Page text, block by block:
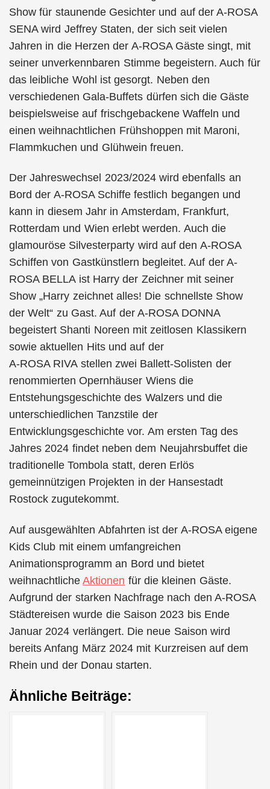
Show für staunende Gesichter und auf der A-ROSA
SENA wird Jeffrey Staten, der sich seit vielen
Jahren in die Herzen der A-ROSA Gäste singt, mit
seiner unverkennbaren Stimme begeistern. Auch für
das leibliche Wohl ist gesorgt. Neben den
verschiedenen Gala-Buffets dürfen sich die Gäste
beispielsweise auf frischgebackene Waffeln und
einen weihnachtlichen Frühshoppen mit Maroni,
Flammkuchen und Glühwein freuen.
Der Jahreswechsel 2023/2024 wird ebenfalls an
Bord der A-ROSA Schiffe festlich begangen und
kann in diesem Jahr in Amsterdam, Frankfurt,
Rotterdam und Wien erlebt werden. Auch die
glamouröse Silvesterparty wird auf den A-ROSA
Schiffen von Gastkünstlern begleitet. Auf der A-
ROSA BELLA ist Harry der Zeichner mit seiner
Show „Harry zeichnet alles! Die schnellste Show
der Welt“ zu Gast. Auf der A-ROSA DONNA
begeistert Shanti Noreen mit zeitlosen Klassikern
sowie aktuellen Hits und auf der
A-ROSA RIVA stellen zwei Ballett-Solisten der
renommierten Opernhäuser Wiens die
Entstehungsgeschichte des Walzers und die
unterschiedlichen Tanzstile der
Entwicklungsgeschichte vor. Am ersten Tag des
Jahres 2024 findet neben dem Neujahrsbuffet die
traditionelle Tombola statt, deren Erlös
gemeinnützigen Projekten in der Hansestadt
Rostock zugutekommt.
Auf ausgewählten Abfahrten ist der A-ROSA eigene
Kids Club mit einem umfangreichen
Animationsprogramm an Bord und bietet
weihnachtlicheAktionen für die kleinen Gäste.
Aufgrund der starken Nachfrage nach den A-ROSA
Städtereisen wurde die Saison 2023 bis Ende
Januar 2024 verlängert. Die neue Saison wird
bereits Anfang März 2024 mit Kurzreisen auf dem
Rhein und der Donau starten.
Ähnliche Beiträge: